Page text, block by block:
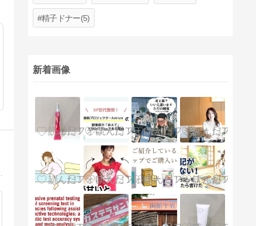
精子ドナー(5)
新着画像